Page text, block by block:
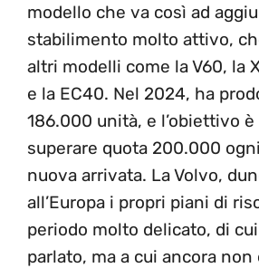
modello che va così ad
stabilimento molto attivo,
altri modelli come la V60, la
e la EC40. Nel 2024, ha
186.000 unità, e l’obiettivo
superare quota 200.000
nuova arrivata. La Volvo,
all’Europa i propri piani di
periodo molto delicato, di
parlato, ma a cui ancora